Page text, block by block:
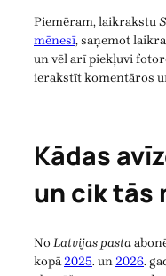
Piemēram, laikrakstu
mēnesī, saņemot
un vēl arī piekļuvi
ierakstīt komentāros
Kādas
un cik tās
NoLatvijas pasta
kopā2025. un2026.